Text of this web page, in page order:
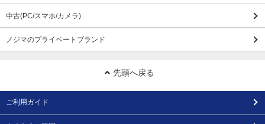
中古(PC/スマホ/カメラ)
ノジマのプライベートブランド
先頭へ戻る
ご利用ガイド